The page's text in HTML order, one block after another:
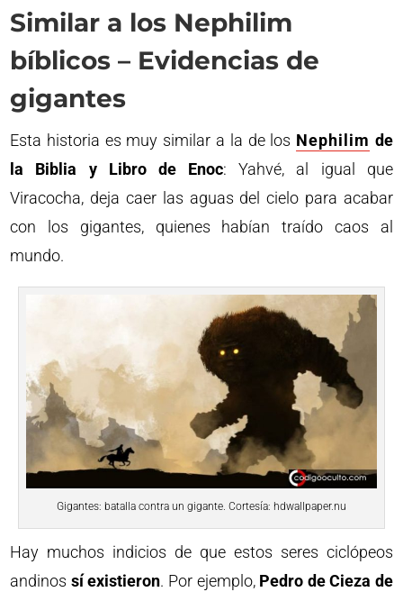
Similar a los Nephilim
bíblicos – Evidencias de
gigantes
Esta historia es muy similar a la de los Nephilim de
la Biblia y Libro de Enoc: Yahvé, al igual que
Viracocha, deja caer las aguas del cielo para acabar
con los gigantes, quienes habían traído caos al
mundo.
Gigantes: batalla contra un gigante. Cortesía: hdwallpaper.nu
Hay muchos indicios de que estos seres ciclópeos
andinos sí existieron. Por ejemplo, Pedro de Cieza de